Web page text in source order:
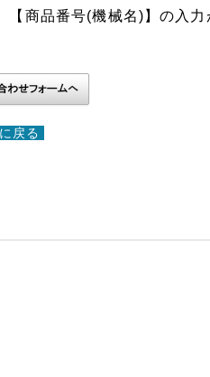
商品番号(機械名)】の入
戻る